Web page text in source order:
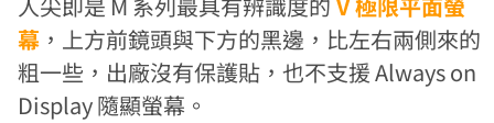
幕 ，上方前鏡頭與下方的黑邊，比左右兩側來的
粗一些，出廠沒有保護貼，也不支援 Always on
Display 隨顯螢幕。